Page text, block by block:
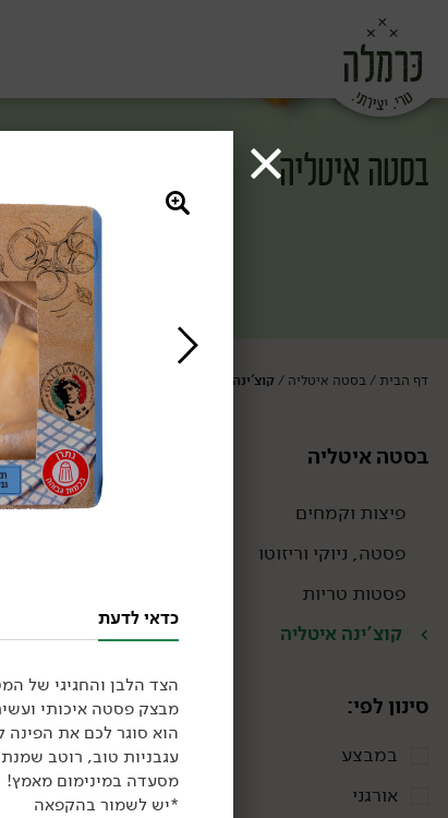
בסטה איטליה
דף הבית /בסטה איטליה /קוצ'ינה איטליה
בסטה איטליה
פיצות וקמחים
פסטה, ניוקי וריזוטו
פסטות טריות
קוצ'ינה איטליה
סינון לפי:
במבצע
אורגני
קוצ'ינה
24.90
₪/ יח׳
גבינת מסקרפונה איטלקית
- 'גרנרולו'
כדאי לדעת
הצד הלבן והחגיגי של
מבצק פסטה איכותי
הוא סוגר לכם את
עגבניות טוב, רוטב
מסעדה במינימום מאמץ!
*יש לשמור בהקפאה